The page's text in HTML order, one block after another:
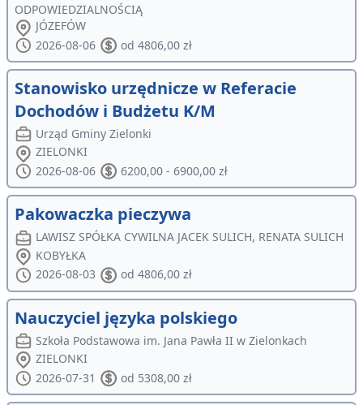
ODPOWIEDZIALNOŚCIĄ
JÓZEFÓW
2026-08-06
od 4806,00 zł
Stanowisko urzędnicze w Referacie
Dochodów i Budżetu K/M
Urząd Gminy Zielonki
ZIELONKI
2026-08-06
6200,00 - 6900,00 zł
Pakowaczka pieczywa
LAWISZ SPÓŁKA CYWILNA JACEK SULICH, RENATA SULICH
KOBYŁKA
2026-08-03
od 4806,00 zł
Nauczyciel języka polskiego
Szkoła Podstawowa im. Jana Pawła II w Zielonkach
ZIELONKI
2026-07-31
od 5308,00 zł